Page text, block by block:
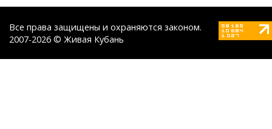
Все права защищены и охраняются законом.
2007-2026 © Живая Кубань